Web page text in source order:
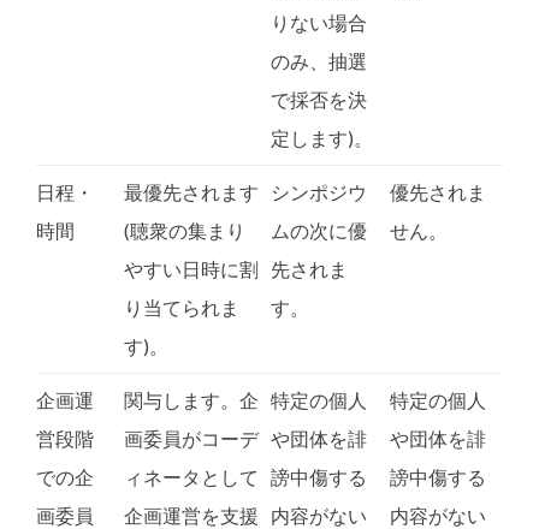
りない場合
のみ、抽選
で採否を決
定します)。
日程・
時間
最優先されます
(聴衆の集まり
やすい日時に割
り当てられま
す)。
シンポジウ
ムの次に優
先されま
す。
優先されま
せん。
企画運
営段階
での企
画委員
関与します。企
画委員がコーデ
ィネータとして
企画運営を支援
特定の個人
や団体を誹
謗中傷する
内容がない
特定の個人
や団体を誹
謗中傷する
内容がない